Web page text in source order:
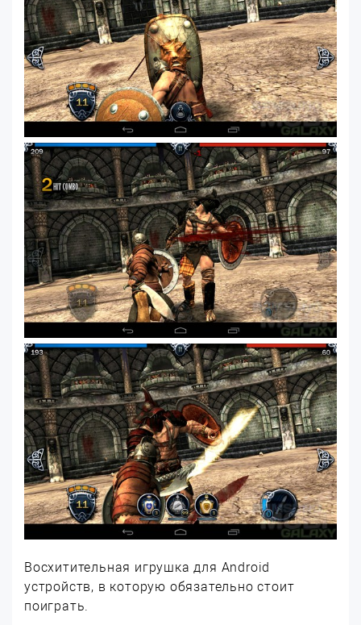
Восхитительная игрушка для Android
устройств, в которую обязательно стоит
поиграть.